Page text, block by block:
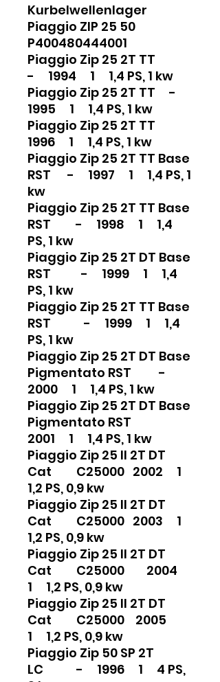
Kurbelwellenlager
Piaggio ZIP 25 50
P400480444001
Piaggio Zip 25 2T TT
- 1994 1 1,4 PS, 1 kw
Piaggio Zip 25 2T TT -
1995 1 1,4 PS, 1 kw
Piaggio Zip 25 2T TT
1996 1 1,4 PS, 1 kw
Piaggio Zip 25 2T TT Base
RST - 1997 1 1,4 PS, 1
kw
Piaggio Zip 25 2T TT Base
RST - 1998 1 1,4
PS, 1 kw
Piaggio Zip 25 2T DT Base
RST - 1999 1 1,4
PS, 1 kw
Piaggio Zip 25 2T TT Base
RST - 1999 1 1,4
PS, 1 kw
Piaggio Zip 25 2T DT Base
Pigmentato RST -
2000 1 1,4 PS, 1 kw
Piaggio Zip 25 2T DT Base
Pigmentato RST
2001 1 1,4 PS, 1 kw
Piaggio Zip 25 II 2T DT
Cat C25000 2002 1
1,2 PS, 0,9 kw
Piaggio Zip 25 II 2T DT
Cat C25000 2003 1
1,2 PS, 0,9 kw
Piaggio Zip 25 II 2T DT
Cat C25000 2004
1 1,2 PS, 0,9 kw
Piaggio Zip 25 II 2T DT
Cat C25000 2005
1 1,2 PS, 0,9 kw
Piaggio Zip 50 SP 2T
LC - 1996 1 4 PS,